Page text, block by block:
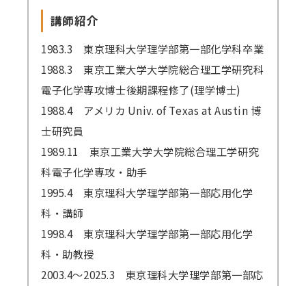
商品企画リクエスト
セミナー会場アクセス
講師紹介
1983.3 東京理科大学理学部第一部化学科卒業
1988.3 東京工業大学大学院総合理工学研究科
電子化学専攻博士後期課程修了(理学博士)
1988.4 アメリカ Univ. of Texas at Austin 博
士研究員
1989.11 東京工業大学大学院総合理工学研究
科電子化学専攻・助手
1995.4 東京理科大学理学部第一部応用化学
科・講師
1998.4 東京理科大学理学部第一部応用化学
科・助教授
2003.4～2025.3 東京理科大学理学部第一部応